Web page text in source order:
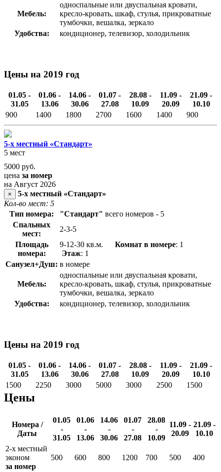
Мебель:
односпальные или двуспальная кровати,
кресло-кровать, шкаф, стулья, прикроватные
тумбочки, вешалка, зеркало
Удобства:
кондиционер, телевизор, холодильник
Цены на 2019 год
01.05 -
31.05
01.06 -
13.06
14.06 -
30.06
01.07 -
27.08
28.08 -
10.09
11.09 -
20.09
21.09 -
10.10
900
1400 1800 2700 1600 1400 900
5-х местный «Стандарт»
5 мест
5000 руб.
цена за номер
на Август 2026
×
5-х местный «Стандарт»
Кол-во мест: 5
Тип номера:
"Стандарт" всего номеров - 5
Спальных
мест:
2-3-5
Площадь
номера:
9-12-30 кв.м. Комнат в номере: 1
Этаж: 1
Санузел+Душ: в номере
Мебель:
односпальные или двуспальная кровати,
кресло-кровать, шкаф, стулья, прикроватные
тумбочки, вешалка, зеркало
Удобства:
кондиционер, телевизор, холодильник
Цены на 2019 год
01.05 -
31.05
01.06 -
13.06
14.06 -
30.06
01.07 -
27.08
28.08 -
10.09
11.09 -
20.09
21.09 -
10.10
1500
2250 3000 5000 3000 2500 1500
Цены
Номера /
Даты
01.05
-
31.05
01.06
-
13.06
14.06
-
30.06
01.07
-
27.08
28.08
-
10.09
11.09 -
20.09
21.09 -
10.10
2-х местный
эконом
за номер
500 600 800 1200 700 500 400